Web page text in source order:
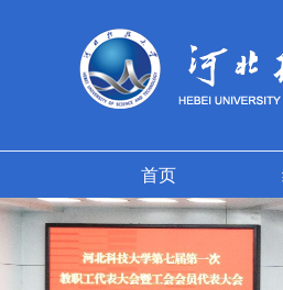
首页